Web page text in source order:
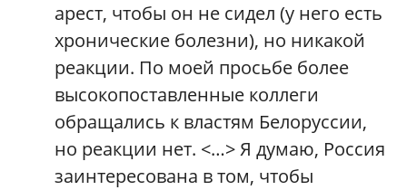
арест, чтобы он не сидел (у него есть
хронические болезни), но никакой
реакции. По моей просьбе более
высокопоставленные коллеги
обращались к властям Белоруссии,
но реакции нет. <…> Я думаю, Россия
заинтересована в том, чтобы